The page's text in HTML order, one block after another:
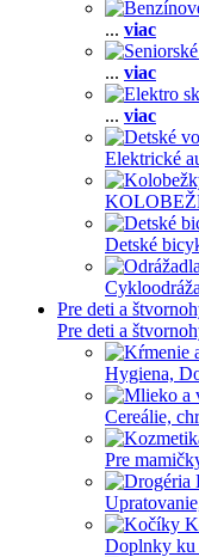
... viac
... viac
... viac
Elektrické
Detské
Pre deti a
Pre deti a
Hygiena,
Cereálie,
Pre
Doplnky ku